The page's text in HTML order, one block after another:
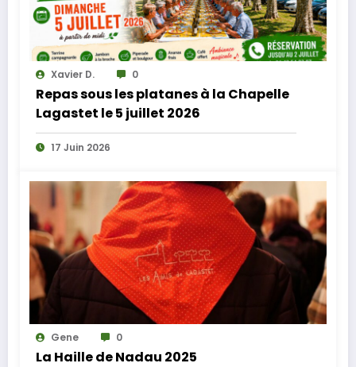
Xavier D. 0
Repas sous les platanes à la Chapelle
Lagastet le 5 juillet 2026
17 Juin 2026
Gene 0
La Haille de Nadau 2025